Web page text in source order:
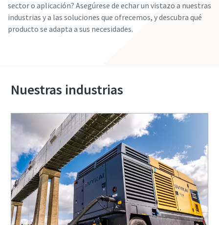
sector o aplicación? Asegúrese de echar un vistazo a nuestras
industrias y a las soluciones que ofrecemos, y descubra qué
producto se adapta a sus necesidades.
Nuestras industrias